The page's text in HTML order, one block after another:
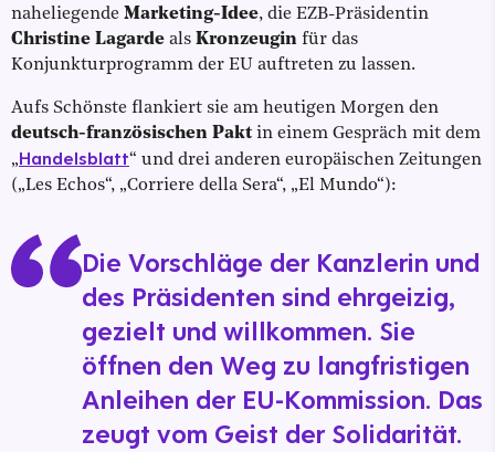
naheliegende Marketing-Idee, die EZB-Präsidentin
Christine Lagarde als Kronzeugin für das
Konjunkturprogramm der EU auftreten zu lassen.
Aufs Schönste flankiert sie am heutigen Morgen den
deutsch-französischen Pakt in einem Gespräch mit dem
„Handelsblatt“ und drei anderen europäischen Zeitungen
(„Les Echos“, „Corriere della Sera“, „El Mundo“):
Die Vorschläge der Kanzlerin und
des Präsidenten sind ehrgeizig,
gezielt und willkommen. Sie
öffnen den Weg zu langfristigen
Anleihen der EU-Kommission. Das
zeugt vom Geist der Solidarität.